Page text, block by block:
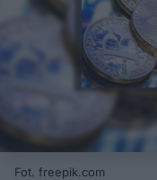
Fot. freepik.com